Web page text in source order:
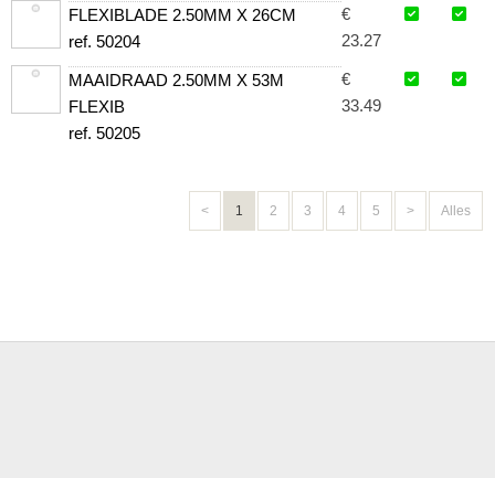
FLEXIBLADE 2.50MM X 26CM
ref. 50204
€
23.27
MAAIDRAAD 2.50MM X 53M
FLEXIB
ref. 50205
€
33.49
< 1 2 3 4 5 > Alles